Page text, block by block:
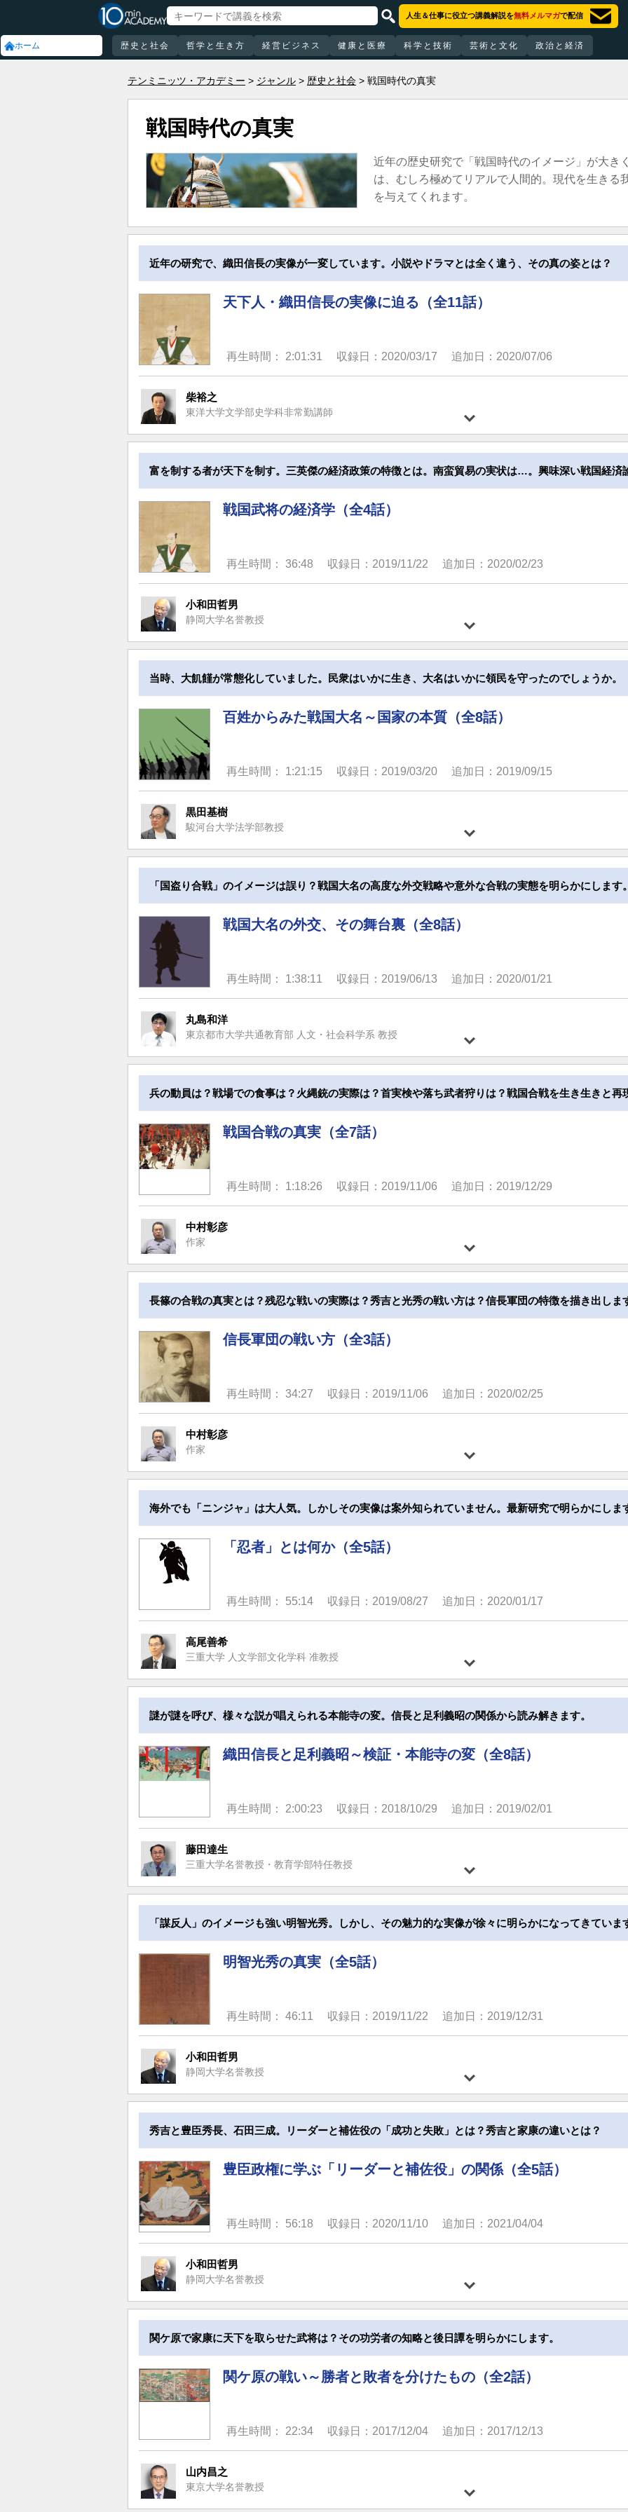
ホーム
人生＆仕事に役立つ講義解説を無料メルマガで配信
歴史と社会 哲学と生き方 経営ビジネス 健康と医療 科学と技術 芸術と文化 政治と経済
テンミニッツ・アカデミー ジャンル 歴史と社会 戦国時代の真実
戦国時代の真実
近年の歴史研究で「戦国時代のイメージ」が大き
は、むしろ極めてリアルで人間的。現代を生きる
を与えてくれます。
近年の研究で、織田信長の実像が一変しています。小説やドラマとは全く違う、その真の姿とは？
天下人・織田信長の実像に迫る（全11話）
再生時間： 2:01:31 収録日：2020/03/17 追加日：2020/07/06
柴裕之
東洋大学文学部史学科非常勤講師
富を制する者が天下を制す。三英傑の経済政策の特徴とは。南蛮貿易の実状は…。興味深い戦国経済
戦国武将の経済学（全4話）
再生時間： 36:48 収録日：2019/11/22 追加日：2020/02/23
小和田哲男
静岡大学名誉教授
当時、大飢饉が常態化していました。民衆はいかに生き、大名はいかに領民を守ったのでしょうか。
百姓からみた戦国大名～国家の本質（全8話）
再生時間： 1:21:15 収録日：2019/03/20 追加日：2019/09/15
黒田基樹
駿河台大学法学部教授
「国盗り合戦」のイメージは誤り？戦国大名の高度な外交戦略や意外な合戦の実態を明らかにします
戦国大名の外交、その舞台裏（全8話）
再生時間： 1:38:11 収録日：2019/06/13 追加日：2020/01/21
丸島和洋
東京都市大学共通教育部 人文・社会科学系 教授
兵の動員は？戦場での食事は？火縄銃の実際は？首実検や落ち武者狩りは？戦国合戦を生き生きと再
戦国合戦の真実（全7話）
再生時間： 1:18:26 収録日：2019/11/06 追加日：2019/12/29
中村彰彦
作家
長篠の合戦の真実とは？残忍な戦いの実際は？秀吉と光秀の戦い方は？信長軍団の特徴を描き出しま
信長軍団の戦い方（全3話）
再生時間： 34:27 収録日：2019/11/06 追加日：2020/02/25
中村彰彦
作家
海外でも「ニンジャ」は大人気。しかしその実像は案外知られていません。最新研究で明らかにしま
「忍者」とは何か（全5話）
再生時間： 55:14 収録日：2019/08/27 追加日：2020/01/17
高尾善希
三重大学 人文学部文化学科 准教授
謎が謎を呼び、様々な説が唱えられる本能寺の変。信長と足利義昭の関係から読み解きます。
織田信長と足利義昭～検証・本能寺の変（全8話）
再生時間： 2:00:23 収録日：2018/10/29 追加日：2019/02/01
藤田達生
三重大学名誉教授・教育学部特任教授
「謀反人」のイメージも強い明智光秀。しかし、その魅力的な実像が徐々に明らかになってきていま
明智光秀の真実（全5話）
再生時間： 46:11 収録日：2019/11/22 追加日：2019/12/31
小和田哲男
静岡大学名誉教授
秀吉と豊臣秀長、石田三成。リーダーと補佐役の「成功と失敗」とは？秀吉と家康の違いとは？
豊臣政権に学ぶ「リーダーと補佐役」の関係（全5話）
再生時間： 56:18 収録日：2020/11/10 追加日：2021/04/04
小和田哲男
静岡大学名誉教授
関ケ原で家康に天下を取らせた武将は？その功労者の知略と後日譚を明らかにします。
関ケ原の戦い～勝者と敗者を分けたもの（全2話）
再生時間： 22:34 収録日：2017/12/04 追加日：2017/12/13
山内昌之
東京大学名誉教授